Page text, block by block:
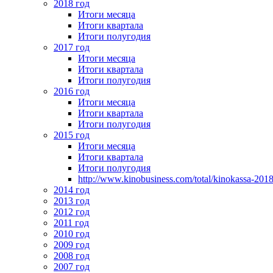
2018 год
Итоги месяца
Итоги квартала
Итоги полугодия
2017 год
Итоги месяца
Итоги квартала
Итоги полугодия
2016 год
Итоги месяца
Итоги квартала
Итоги полугодия
2015 год
Итоги месяца
Итоги квартала
Итоги полугодия
http://www.kinobusiness.com/total/kinokassa-
2014 год
2013 год
2012 год
2011 год
2010 год
2009 год
2008 год
2007 год